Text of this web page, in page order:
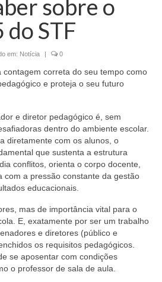
sobre o
do STF
em: Notícia | 0
contagem correta do seu tempo como
e proteja o seu futuro
e diretor pedagógico é, sem
dentro do ambiente escolar.
diretamente com os alunos, o
que sustenta a estrutura
conflitos, orienta o corpo docente,
com a pressão constante da gestão
educacionais.
mas de importância vital para o
E, exatamente por ser um trabalho
e diretores (público e
os requisitos pedagógicos.
se aposentar com condições
o professor de sala de aula.